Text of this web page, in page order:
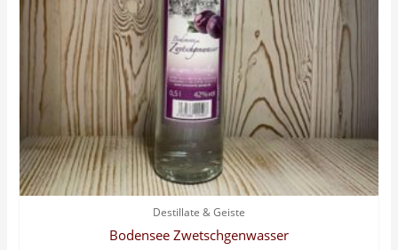
Destillate & Geiste
Bodensee Zwetschgenwasser